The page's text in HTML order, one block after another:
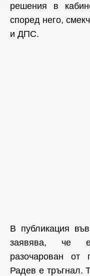
решения в
според него,
и ДПС.
В публикация
заявява, че
разочарован от
Радев е тръгнал.